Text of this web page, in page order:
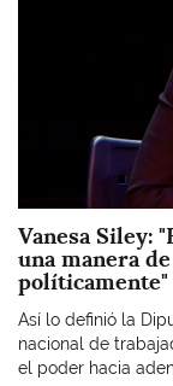
Vanesa Siley:
una manera
políticamente"
Así lo definió la
nacional de
el poder hacia